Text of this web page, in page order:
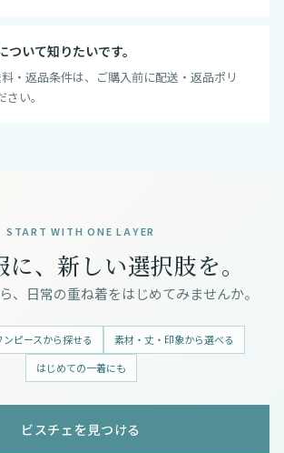
ついて知りたいです。
・返品条件は、ご購入前に配送・返品ポリ
い。
START WITH ONE LAYER
、新しい選択肢を。
、日常の重ね着をはじめてみませんか。
ピースから探せる
素材・丈・印象から選べる
はじめての一着にも
ビスチェを見つける